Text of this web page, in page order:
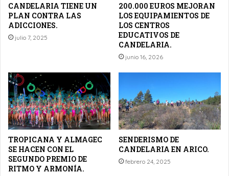
CANDELARIA TIENE UN
PLAN CONTRA LAS
ADICCIONES.
julio 7, 2025
200.000 EUROS MEJORAN
LOS EQUIPAMIENTOS DE
LOS CENTROS
EDUCATIVOS DE
CANDELARIA.
junio 16, 2026
TROPICANA Y ALMAGEC
SE HACEN CON EL
SEGUNDO PREMIO DE
RITMO Y ARMONÍA.
SENDERISMO DE
CANDELARIA EN ARICO.
febrero 24, 2025